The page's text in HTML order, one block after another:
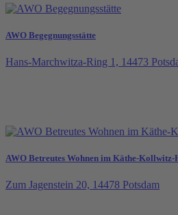
AWO Begegnungsstätte
Hans-Marchwitza-Ring 1, 14473
AWO Betreutes Wohnen im Käthe-Kollwitz-
Zum Jagenstein 20, 14478 Potsdam